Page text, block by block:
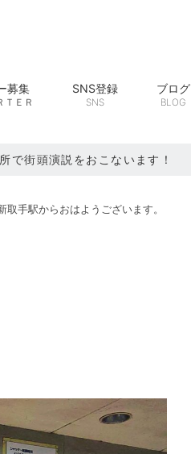
募集
ＴＥＲ
SNS登録
SNS
ブログ
BLOG
街頭演説をおこないます！
取手駅からおはようございます。